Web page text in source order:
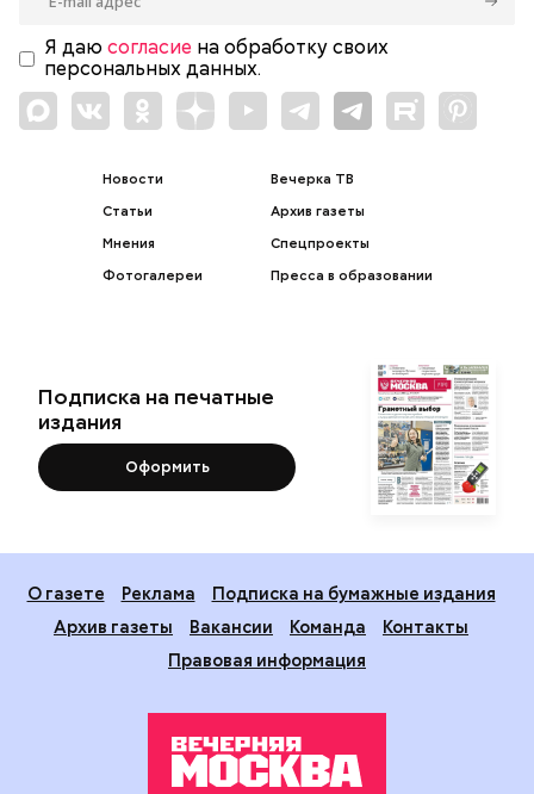
Я даю согласие на обработку своих
персональных данных.
Новости
Статьи
Мнения
Фотогалереи
Вечерка ТВ
Архив газеты
Спецпроекты
Пресса в образовании
Подписка на печатные
издания
Оформить
О газете Реклама
Подписка на бумажные издания
Архив газеты
Вакансии Команда
Контакты
Правовая информация